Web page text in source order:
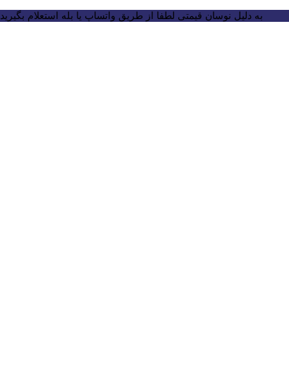
به دلیل نوسان قیمتی لطفا از طریق واتساپ یا بله استعلام بگیرید